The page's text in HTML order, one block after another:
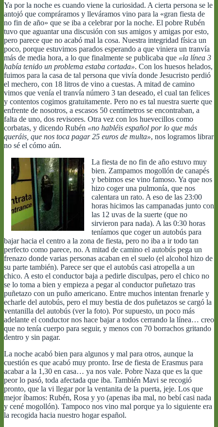
Ya por la noche es cuando viene la curiosidad. A cierta persona se le
antojó que compráramos y lleváramos vino para la «gran fiesta de
no fin de año» que se iba a celebrar por la noche. El pobre Rubén
tuvo que aguantar una discusión con sus amigos y amigas por esto,
pero parece que no acabó mal la cosa. Nuestra integridad física un
poco, porque estuvimos parados esperando a que viniera un tranvía
más de media hora, a lo que finalmente se publicaba que «la línea 3
había tenido un problema estaba cortada». Con los huesos helados,
fuimos para la casa de tal persona que vivía donde Jesucristo perdió
el mechero, con 18 litros de vino a cuestas. A mitad de camino
vimos que venía el tranvía número 3 tan deseado, el cual tan felices
y contentos cogimos gratuitamente. Pero no es tal nuestra suerte que
enfrente de nosotros, a escasos 50 centímetros se encontraban, a
falta de uno, dos revisores. Otra vez con los huevecillos como
corbatas, y dicendo Rubén «no habléis español por lo que más
queráis, que nos toca pagar 25 euros de multa», nos logramos librar
no sé el cómo aún.
La fiesta de no fin de año estuvo muy
bien. Zampamos mogollón de canapés
y bebimos ese vino famoso. Ya que nos
hizo coger una pulmonía, que nos
calentara un rato. A eso de las 23:00
horas hicimos las campanadas junto con
las 12 uvas de la suerte (que no
sirvieron para nada). A las 0:30 horas
teníamos que coger un autobús para
bajar hacia el centro a la zona de fiesta, pero no iba a ir todo tan
perfecto como parece, no. A mitad de camino el autobús pega un
frenazo donde varias personas acaban en el suelo (el alcohol hizo de
su parte también). Parece ser que el autobús casi atropella a un
chico. A esto el conductor baja a pedirle disculpas, pero el chico no
se lo toma a bien y empieza a pegar al conductor puñetazo tras
puñetazo con un puño americano. Entre muchos intentan frenarle y
echarle del autobús, pero el muy bestia de dos puñetazos se cargó la
ventanilla del autobús (ver la foto). Por supuesto, un poco más
adelante el conductor nos hace bajar a todos cerrando la línea… creo
que no tenía cuerpo para seguir, y menos con 70 borrachos gritando
dentro y sin pagar.
La noche acabó bien para algunos y mal para otros, aunque la
cuestión es que acabó muy pronto. Irse de fiesta de Erasmus para
acabar a la 1,30 en casa… ya nos vale. Pobre Naza que es la que
peor lo pasó, toda afectada que iba. También Mavi se recogió
pronto, que la vi llegar por la ventanita de la puerta, jeje. Los que
mejor íbamos: Rubén, Rosa y yo (apenas iba mal, no bebí casi nada
y cené mogollón). Tampoco nos vino mal porque ya lo siguiente era
la recogida hacia nuestro hogar español.